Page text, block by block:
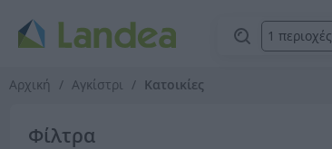
1 περιοχές
Αρχική Αγκίστρι Κατοικίες
Φίλτρα